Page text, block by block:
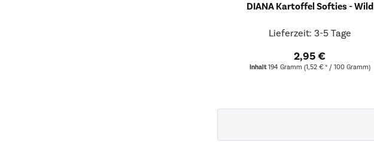
DIANA Kartoffel Softies - Wild
Lieferzeit: 3-5 Tage
2,95 €
Inhalt194 Gramm (1,52 € * / 100 Gramm)